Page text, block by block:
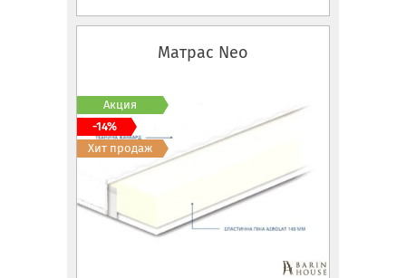
Матрас Neo
Акция
-14%
Хит продаж